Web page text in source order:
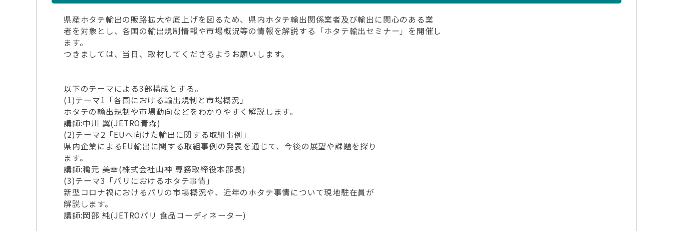
県産ホタテ輸出の販路拡大や底上げを図るため、県内ホタテ輸出関係業者及び輸出に関心のある業
者を対象とし、各国の輸出規制情報や市場概況等の情報を解説する「ホタテ輸出セミナー」を開催し
ます。
つきましては、当日、取材してくださるようお願いします。
以下のテーマによる3部構成とする。
(1)テーマ1「各国における輸出規制と市場概況」
ホタテの輸出規制や市場動向などをわかりやすく解説します。
講師:中川 翼(JETRO青森)
(2)テーマ2「EUへ向けた輸出に関する取組事例」
県内企業によるEU輸出に関する取組事例の発表を通じて、今後の展望や課題を探り
ます。
講師:穐元 美幸(株式会社山神 専務取締役本部長)
(3)テーマ3「パリにおけるホタテ事情」
新型コロナ禍におけるパリの市場概況や、近年のホタテ事情について現地駐在員が
解説します。
講師:岡部 純(JETROパリ 食品コーディネーター)